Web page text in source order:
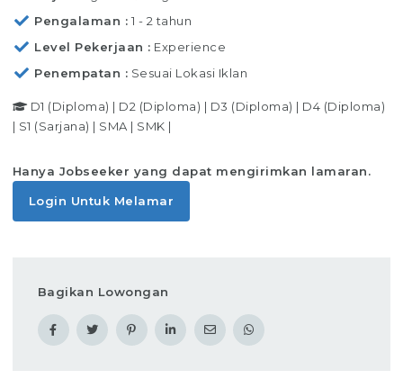
Pengalaman
1 - 2 tahun
Level Pekerjaan
Experience
Penempatan
Sesuai Lokasi Iklan
D1 (Diploma) | D2 (Diploma) | D3 (Diploma) | D4 (Diploma)
| S1 (Sarjana) | SMA | SMK |
Hanya Jobseeker yang dapat mengirimkan lamaran.
Login Untuk Melamar
Bagikan Lowongan